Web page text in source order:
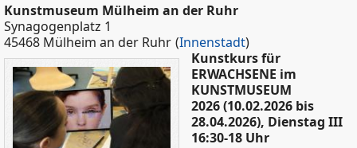
Kunstmuseum Mülheim an der Ruhr
Synagogenplatz 1
45468 Mülheim an der Ruhr (Innenstadt)
Kunstkurs für
ERWACHSENE im
KUNSTMUSEUM
2026 (10.02.2026 bis
28.04.2026), Dienstag III
16:30-18 Uhr